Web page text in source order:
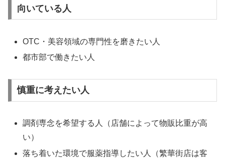
向いている人
OTC・美容領域の専門性を磨きたい人
都市部で働きたい人
慎重に考えたい人
調剤専念を希望する人（店舗によって物販比重が高
い）
落ち着いた環境で服薬指導したい人（繁華街店は客